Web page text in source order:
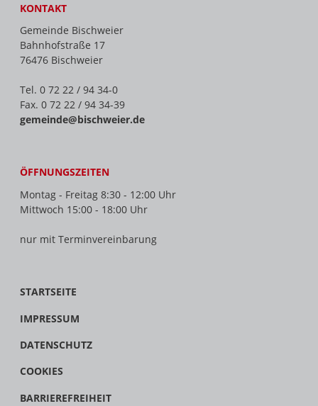
KONTAKT
Gemeinde Bischweier
Bahnhofstraße 17
76476 Bischweier
Tel. 0 72 22 / 94 34-0
Fax. 0 72 22 / 94 34-39
gemeinde@bischweier.de
ÖFFNUNGSZEITEN
Montag - Freitag 8:30 - 12:00 Uhr
Mittwoch 15:00 - 18:00 Uhr
nur mit Terminvereinbarung
STARTSEITE
IMPRESSUM
DATENSCHUTZ
COOKIES
BARRIEREFREIHEIT